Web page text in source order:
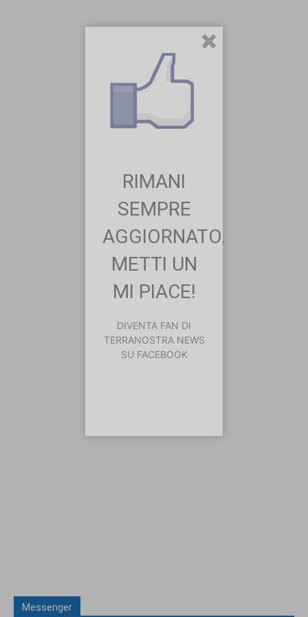
Messenger
RIMANI
SEMPRE
AGGIORNATO.
METTI UN
MI PIACE!
DIVENTA FAN DI
TERRANOSTRA NEWS
SU FACEBOOK